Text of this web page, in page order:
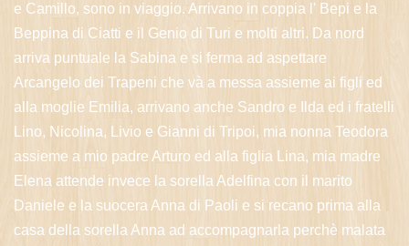
e Camillo, sono in viaggio. Arrivano in coppia l' Bepi e la
Beppina di Ciatti e il Genio di Turi e molti altri. Da nord
arriva puntuale la Sabina e si ferma ad aspettare
Arcangelo dei Trapeni che và a messa assieme ai figli ed
alla moglie Emilia, arrivano anche Sandro e Ilda ed i fratelli
Lino, Nicolina, Livio e Gianni di Tripoi, mia nonna Teodora
assieme a mio padre Arturo ed alla figlia Lina, mia madre
Elena attende invece la sorella Adelfina con il marito
Daniele e la suocera Anna di Paoli e si recano prima alla
casa della sorella Anna ad accompagnarla perchè malata